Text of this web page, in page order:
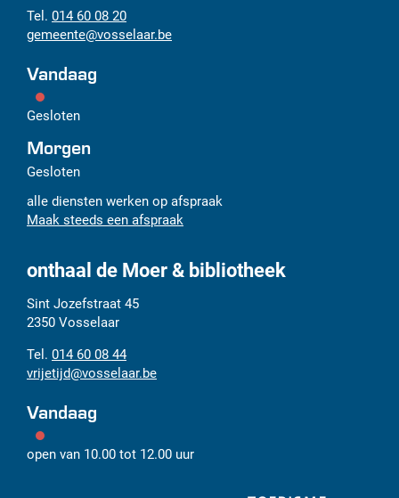
014 60 08 20
gemeente@vosselaar.be
Vandaag
Gesloten
Morgen
Gesloten
alle diensten werken op afspraak
Maak steeds een afspraak
onthaal de Moer & bibliotheek
Adres
Sint Jozefstraat 45
2350 Vosselaar
Tel.
014 60 08 44
E-
mail
vrijetijd@vosselaar.be
Vandaag
open van 10.00 tot 12.00 uur